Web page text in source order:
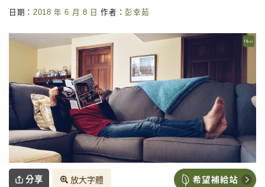
日期： 2018 年 6 月 8 日 作者：彭幸茹
分享 放大字體